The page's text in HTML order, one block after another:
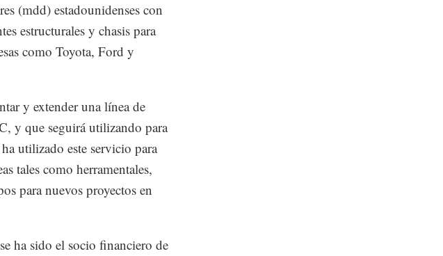
(mdd) estadounidenses con
estructurales y chasis para
como Toyota, Ford y
y extender una línea de
y que seguirá utilizando para
utilizado este servicio para
tales como herramentales,
para nuevos proyectos en
ha sido el socio financiero de